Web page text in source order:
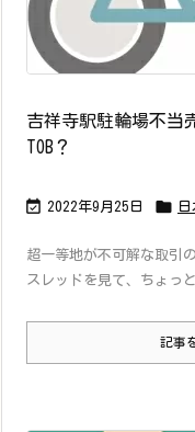
吉祥寺駅駐輪場不当
TOB？
 2022年9月25日 
超一等地が不可解な取引
スレッドを見て、ちょっ
記事